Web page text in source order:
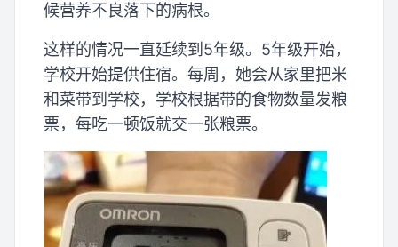
候营养不良落下的病根。
这样的情况一直延续到5年级。5年级开始，
学校开始提供住宿。每周，她会从家里把米
和菜带到学校，学校根据带的食物数量发粮
票，每吃一顿饭就交一张粮票。